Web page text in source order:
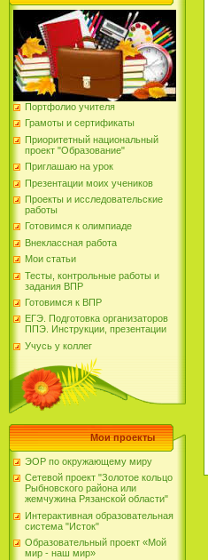
Портфолио учителя
Грамоты и сертификаты
Приоритетный национальный
проект "Образование"
Приглашаю на урок
Презентации моих учеников
Проекты и исследовательские
работы
Готовимся к олимпиаде
Внеклассная работа
Мои статьи
Тесты, контрольные работы и
задания ВПР
Готовимся к ВПР
ЕГЭ. Подготовка организаторов
ППЭ. Инструкции, презентации
Учусь у коллег
Мои проекты
ЭОР по окружающему миру
Сетевой проект "Золотое кольцо
Рыбновского района или
жемчужина Рязанской области"
Интерактивная образовательная
система "Исток"
Образовательный проект «Мой
мир - наш мир»